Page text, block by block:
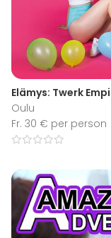
Elämys: Twerk
Oulu
Fr. 30 € per person